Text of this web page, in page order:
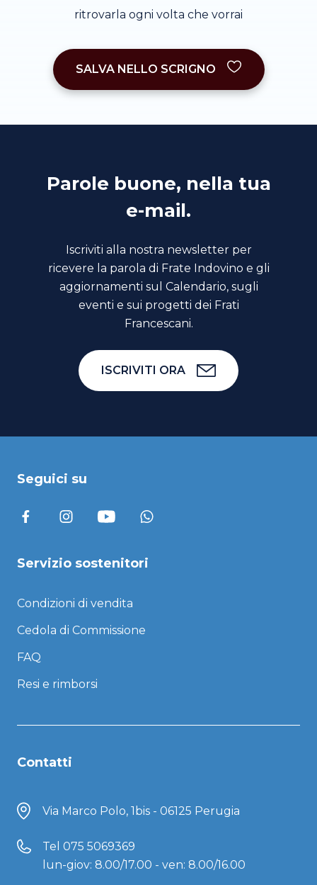
ritrovarla ogni volta che vorrai
SALVA NELLO SCRIGNO
Parole buone, nella tua
e-mail.
Iscriviti alla nostra newsletter per
ricevere la parola di Frate Indovino e gli
aggiornamenti sul Calendario, sugli
eventi e sui progetti dei Frati
Francescani.
ISCRIVITI ORA
Seguici su
Servizio sostenitori
Condizioni di vendita
Cedola di Commissione
FAQ
Resi e rimborsi
Contatti
Via Marco Polo, 1bis - 06125 Perugia
Tel 075 5069369
lun-giov: 8.00/17.00 - ven: 8.00/16.00